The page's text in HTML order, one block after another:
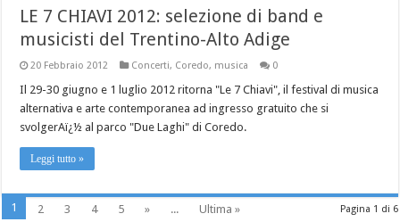
LE 7 CHIAVI 2012: selezione di band e
musicisti del Trentino-Alto Adige
20 Febbraio 2012 Concerti, Coredo, musica 0
Il 29-30 giugno e 1 luglio 2012 ritorna "Le 7 Chiavi", il festival di musica
alternativa e arte contemporanea ad ingresso gratuito che si
svolgerAï¿½ al parco "Due Laghi" di Coredo.
Leggi tutto »
Pagina 1 di 6
1 2 3 4 5 » ... Ultima »